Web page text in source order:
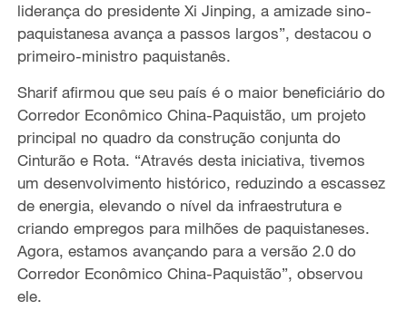
liderança do presidente Xi Jinping, a amizade sino-
paquistanesa avança a passos largos”, destacou o
primeiro-ministro paquistanês.
Sharif afirmou que seu país é o maior beneficiário do
Corredor Econômico China-Paquistão, um projeto
principal no quadro da construção conjunta do
Cinturão e Rota. “Através desta iniciativa, tivemos
um desenvolvimento histórico, reduzindo a escassez
de energia, elevando o nível da infraestrutura e
criando empregos para milhões de paquistaneses.
Agora, estamos avançando para a versão 2.0 do
Corredor Econômico China-Paquistão”, observou
ele.